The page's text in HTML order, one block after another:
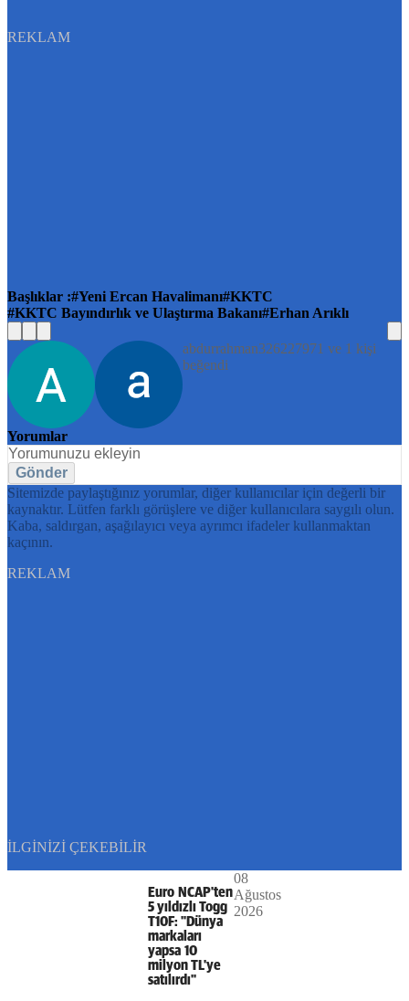
REKLAM
Başlıklar : Yeni Ercan Havalimanı KKTC
KKTC Bayındırlık ve Ulaştırma Bakanı Erhan Arıklı
abdurrahman326227971 ve 1 kişi
beğendi
Yorumlar
Gönder
Sitemizde paylaştığınız yorumlar, diğer kullanıcılar için değerli bir
kaynaktır. Lütfen farklı görüşlere ve diğer kullanıcılara saygılı olun.
Kaba, saldırgan, aşağılayıcı veya ayrımcı ifadeler kullanmaktan
kaçının.
REKLAM
İLGINIZI ÇEKEBILIR
Play
VideoEuro NCAP'ten
5 yıldızlı Togg
T10F: "Dünya
markaları
yapsa 10
milyon TL'ye
satılırdı"
08
Ağustos
2026